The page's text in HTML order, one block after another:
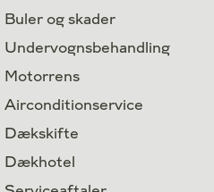
Buler og skader
Undervognsbehandling
Motorrens
Airconditionservice
Dækskifte
Dækhotel